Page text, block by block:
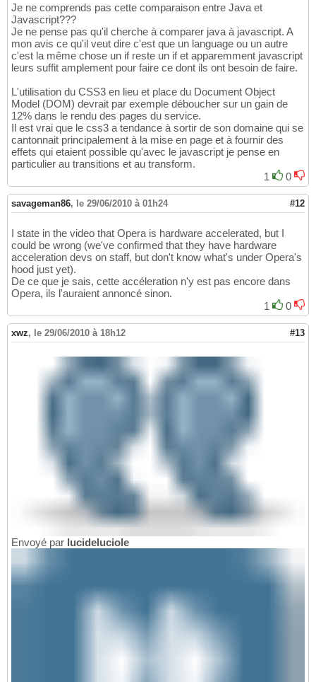
Je ne comprends pas cette comparaison entre Java et
Javascript???
Je ne pense pas qu'il cherche à comparer java à javascript. A
mon avis ce qu'il veut dire c'est que un language ou un autre
c'est la même chose un if reste un if et apparemment javascript
leurs suffit amplement pour faire ce dont ils ont besoin de faire.
L'utilisation du CSS3 en lieu et place du Document Object
Model (DOM) devrait par exemple déboucher sur un gain de
12% dans le rendu des pages du service.
Il est vrai que le css3 a tendance à sortir de son domaine qui se
cantonnait principalement à la mise en page et à fournir des
effets qui etaient possible qu'avec le javascript je pense en
particulier au transitions et au transform.
1
0
savageman86, le 29/06/2010 à 01h24 #12
I state in the video that Opera is hardware accelerated, but I
could be wrong (we've confirmed that they have hardware
acceleration devs on staff, but don't know what's under Opera's
hood just yet).
De ce que je sais, cette accéleration n'y est pas encore dans
Opera, ils l'auraient annoncé sinon.
1
0
xwz, le 29/06/2010 à 18h12 #13
Envoyé par lucideluciole